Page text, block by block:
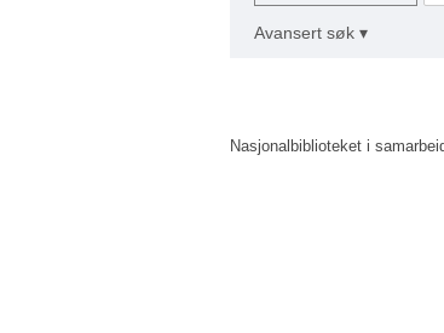
Avansert søk ▾
Nasjonalbiblioteket i